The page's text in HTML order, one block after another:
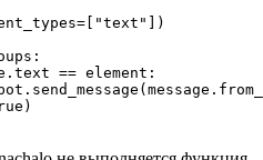
== element: